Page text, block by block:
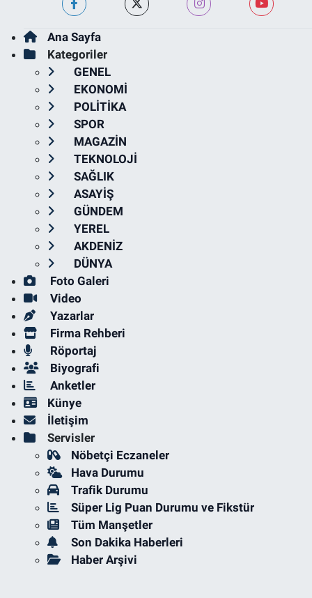
Ana Sayfa
Kategoriler
GENEL
EKONOMİ
POLİTİKA
SPOR
MAGAZİN
TEKNOLOJİ
SAĞLIK
ASAYİŞ
GÜNDEM
YEREL
AKDENİZ
DÜNYA
Foto Galeri
Video
Yazarlar
Firma Rehberi
Röportaj
Biyografi
Anketler
Künye
İletişim
Servisler
Nöbetçi Eczaneler
Hava Durumu
Trafik Durumu
Süper Lig Puan Durumu ve Fikstür
Tüm Manşetler
Son Dakika Haberleri
Haber Arşivi